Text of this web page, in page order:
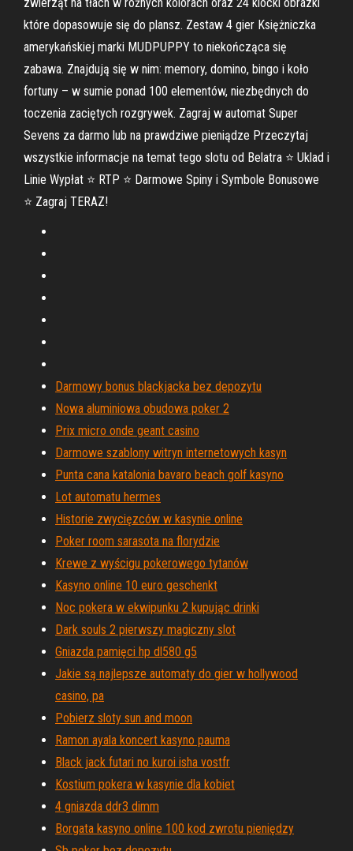
które dopasowuje się do plansz. Zestaw 4 gier Księżniczka
amerykańskiej marki MUDPUPPY to niekończąca się
zabawa. Znajdują się w nim: memory, domino, bingo i koło
fortuny – w sumie ponad 100 elementów, niezbędnych do
toczenia zaciętych rozgrywek. Zagraj w automat Super
Sevens za darmo lub na prawdziwe pieniądze Przeczytaj
wszystkie informacje na temat tego slotu od Belatra ⭐ Uklad i
Linie Wypłat ⭐ RTP ⭐ Darmowe Spiny i Symbole Bonusowe
⭐ Zagraj TERAZ!
Darmowy bonus blackjacka bez depozytu
Nowa aluminiowa obudowa poker 2
Prix micro onde geant casino
Darmowe szablony witryn internetowych kasyn
Punta cana katalonia bavaro beach golf kasyno
Lot automatu hermes
Historie zwycięzców w kasynie online
Poker room sarasota na florydzie
Krewe z wyścigu pokerowego tytanów
Kasyno online 10 euro geschenkt
Noc pokera w ekwipunku 2 kupując drinki
Dark souls 2 pierwszy magiczny slot
Gniazda pamięci hp dl580 g5
Jakie są najlepsze automaty do gier w hollywood
casino, pa
Pobierz sloty sun and moon
Ramon ayala koncert kasyno pauma
Black jack futari no kuroi isha vostfr
Kostium pokera w kasynie dla kobiet
4 gniazda ddr3 dimm
Borgata kasyno online 100 kod zwrotu pieniędzy